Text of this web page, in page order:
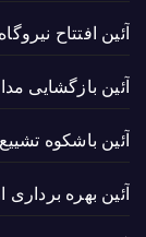
آئین افتتاح
آئین بازگشایی
آئین باشکوه
آئین بهره برداری از ۸۱ دستگاه